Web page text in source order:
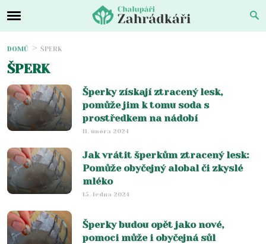
DOMŮ ŠPERK
ŠPERK
Šperky získají ztracený lesk,
pomůže jim k tomu soda s
prostředkem na nádobí
11. února 2024
Jak vrátit šperkům ztracený lesk:
Pomůže obyčejný alobal či zkyslé
mléko
15. ledna 2024
Šperky budou opět jako nové,
pomoci může i obyčejná sůl